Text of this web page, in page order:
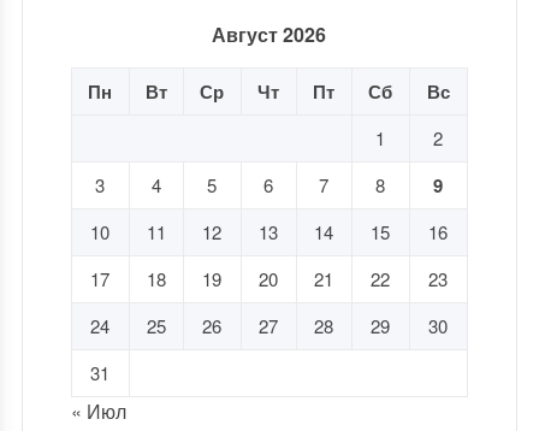
Август 2026
Пн Вт Ср Чт Пт Сб Вс
1
2
3
4 5 6 7 8 9
10 11 12 13 14 15
16
17
18 19 20 21 22
23
24
25 26 27 28 29
30
31
« Июл